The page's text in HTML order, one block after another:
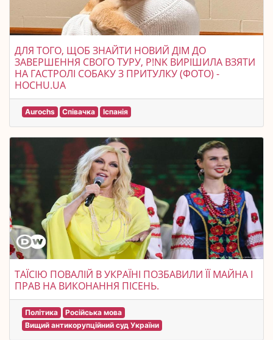
ДЛЯ ТОГО, ЩОБ ЗНАЙТИ НОВИЙ ДІМ ДО
ЗАВЕРШЕННЯ СВОГО ТУРУ, P!NK ВИРІШИЛА ВЗЯТИ
НА ГАСТРОЛІ СОБАКУ З ПРИТУЛКУ (ФОТО) -
HOCHU.UA
Aurochs Співачка Іспанія
ТАЇСІЮ ПОВАЛІЙ В УКРАЇНІ ПОЗБАВИЛИ ЇЇ МАЙНА І
ПРАВ НА ВИКОНАННЯ ПІСЕНЬ.
Політика
Російська мова
Вищий антикорупційний суд України